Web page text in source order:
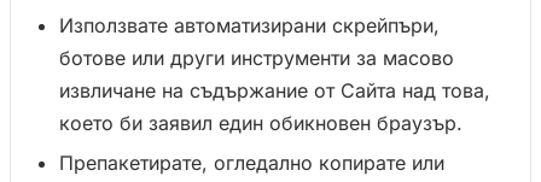
Използвате автоматизирани скрейпъри,
ботове или други инструменти за масово
извличане на съдържание от Сайта над това,
което би заявил един обикновен браузър.
Препакетирате, огледално копирате или